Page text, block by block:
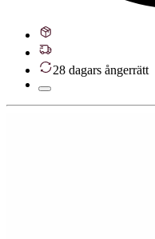
28 dagars ångerrätt